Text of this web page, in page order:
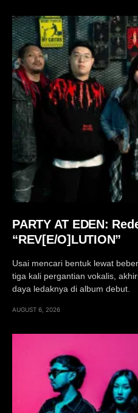
PARTY AT EDEN:
“REV[E/O]LUTION”
Usai mencari bentuk lewat
tiga kali pergantian vokalis,
daya ledaknya di album debut.
AUGUST 6, 2026